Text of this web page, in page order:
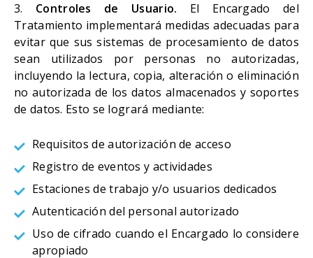
3. Controles de Usuario. El Encargado del
Tratamiento implementará medidas adecuadas para
evitar que sus sistemas de procesamiento de datos
sean utilizados por personas no autorizadas,
incluyendo la lectura, copia, alteración o eliminación
no autorizada de los datos almacenados y soportes
de datos. Esto se logrará mediante:
Requisitos de autorización de acceso
Registro de eventos y actividades
Estaciones de trabajo y/o usuarios dedicados
Autenticación del personal autorizado
Uso de cifrado cuando el Encargado lo considere
apropiado